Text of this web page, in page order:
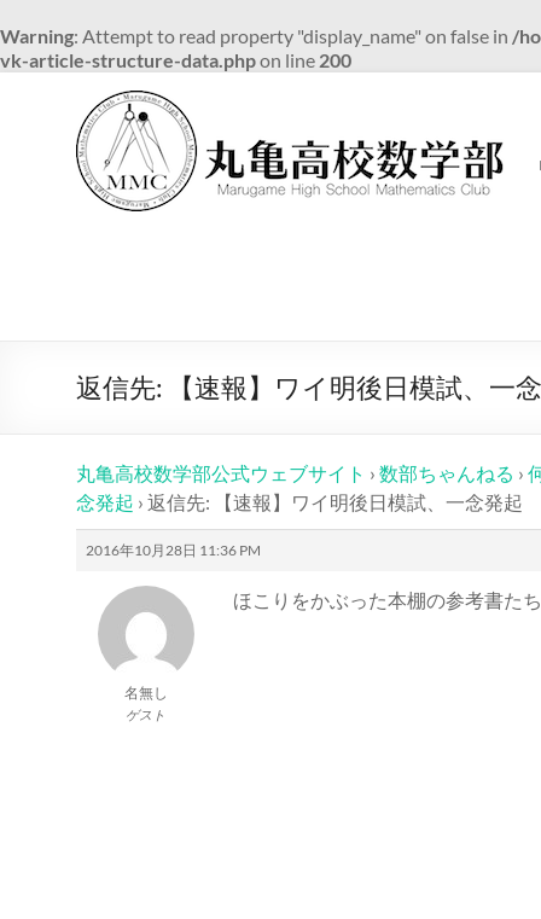
Warning: Attempt to read property "display_name" on false in /
vk-article-structure-data.phpon line 200
返信先: 【速報】ワイ明後日模試、一
丸亀高校数学部公式ウェブサイト › 数部ちゃんねる ›
念発起 › 返信先: 【速報】ワイ明後日模試、一念発起
2016年10月28日 11:36 PM
名無し
ゲスト
ほこりをかぶった本棚の参考書た